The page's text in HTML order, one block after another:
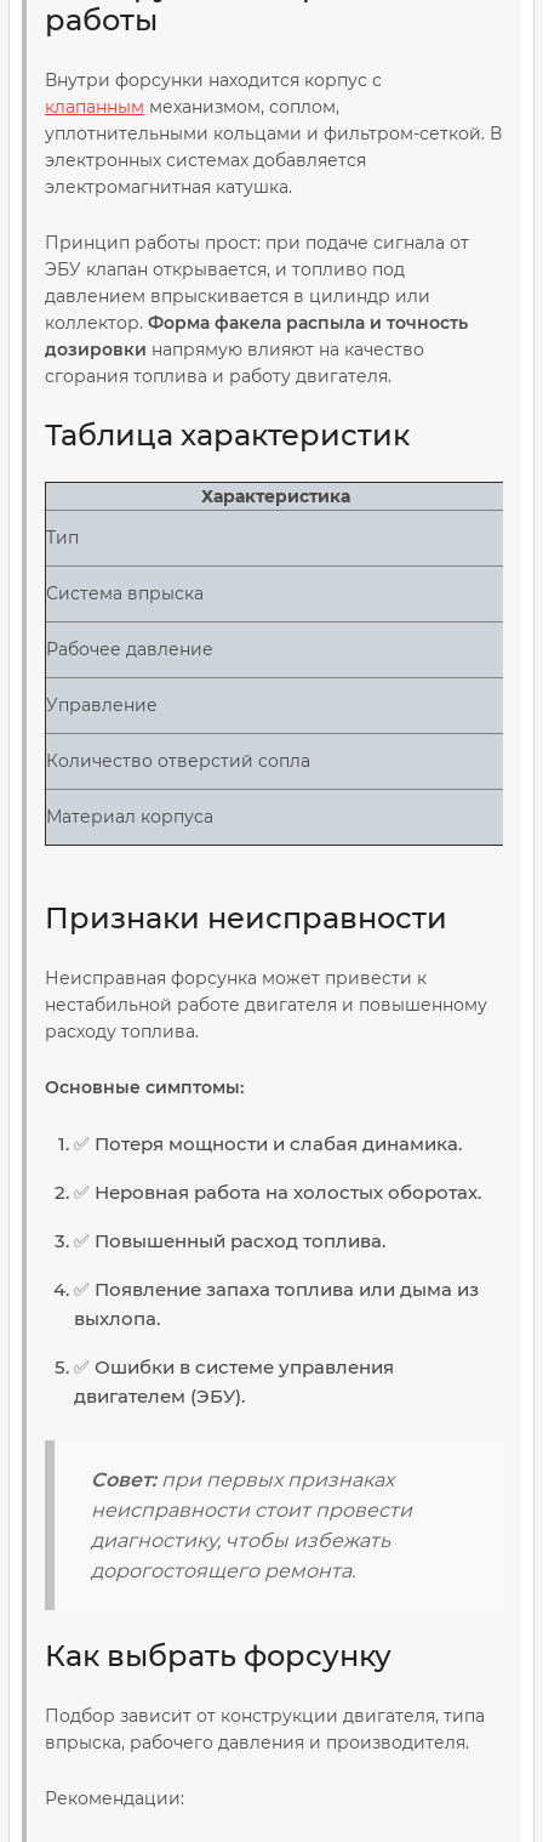
работы
Внутри форсунки находится корпус с
клапанным механизмом, соплом,
уплотнительными кольцами и фильтром-сеткой. В
электронных системах добавляется
электромагнитная катушка.
Принцип работы прост: при подаче сигнала от
ЭБУ клапан открывается, и топливо под
давлением впрыскивается в цилиндр или
коллектор. Форма факела распыла и точность
дозировки напрямую влияют на качество
сгорания топлива и работу двигателя.
Таблица характеристик
Характеристика
Тип
Система впрыска
Рабочее давление
Управление
Количество отверстий сопла
Материал корпуса
Признаки неисправности
Неисправная форсунка может привести к
нестабильной работе двигателя и повышенному
расходу топлива.
Основные симптомы:
✅ Потеря мощности и слабая динамика.
✅ Неровная работа на холостых оборотах.
✅ Повышенный расход топлива.
✅ Появление запаха топлива или дыма из
выхлопа.
✅ Ошибки в системе управления
двигателем (ЭБУ).
Совет:при первых признаках
неисправности стоит провести
диагностику, чтобы избежать
дорогостоящего ремонта.
Как выбрать форсунку
Подбор зависит от конструкции двигателя, типа
впрыска, рабочего давления и производителя.
Рекомендации: